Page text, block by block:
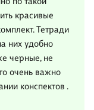
красивые
Тетради
них удобно
черные, не
очень важно
конспектов .